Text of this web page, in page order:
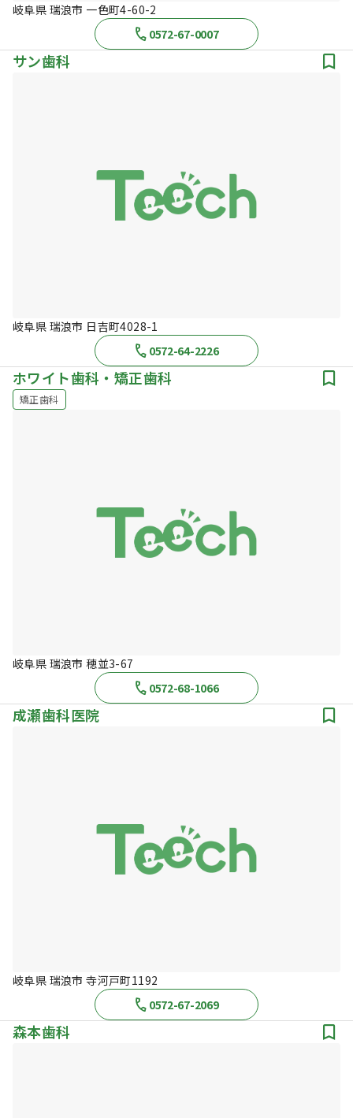
岐阜県 瑞浪市 一色町4-60-2
0572-67-0007
サン歯科
岐阜県 瑞浪市 日吉町4028-1
0572-64-2226
ホワイト歯科・矯正歯科
矯正歯科
岐阜県 瑞浪市 穂並3-67
0572-68-1066
成瀬歯科医院
岐阜県 瑞浪市 寺河戸町1192
0572-67-2069
森本歯科